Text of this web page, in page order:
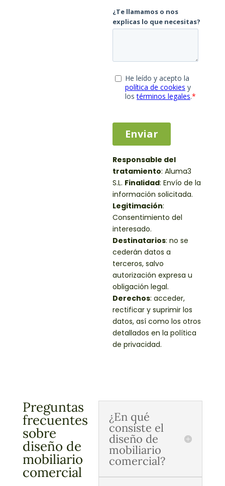
Responsable del
tratamiento: Aluma3
S.L. Finalidad: Envío de la
información solicitada.
Legitimación:
Consentimiento del
interesado.
Destinatarios: no se
cederán datos a
terceros, salvo
autorización expresa u
obligación legal.
Derechos: acceder,
rectificar y suprimir los
datos, así como los otros
detallados en la política
de privacidad.
Preguntas
frecuentes
sobre
diseño de
mobiliario
comercial
¿En qué
consiste el
diseño de
mobiliario
comercial?